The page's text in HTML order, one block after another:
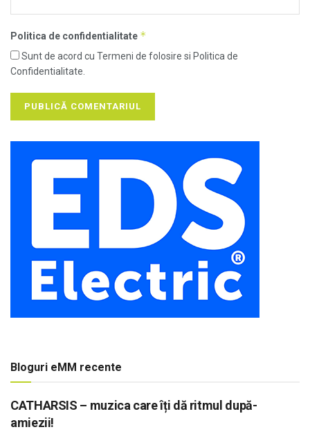
Politica de confidentialitate *
Sunt de acord cu Termeni de folosire si Politica de
Confidentialitate.
Bloguri eMM recente
CATHARSIS – muzica care îți dă ritmul după-
amiezii!